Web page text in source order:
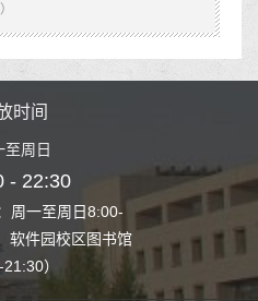
时间
至周日
- 22:30
周一至周日8:00-
软件园校区图书馆
）
人工服务时间
22:00（兴隆山